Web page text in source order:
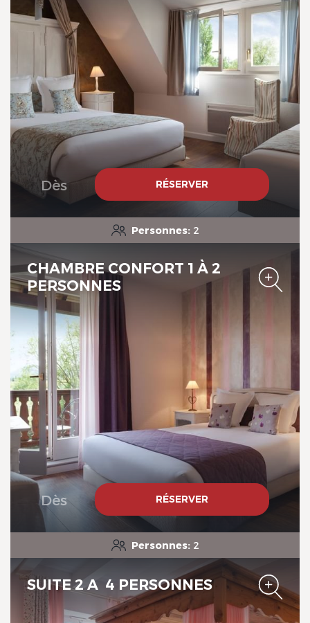
Dès RÉSERVER
Personnes:2
CHAMBRE CONFORT 1 À 2
PERSONNES
Dès RÉSERVER
Personnes:2
SUITE 2 A 4 PERSONNES
Le Verger des Châteaux, The
Originals Relais
Le Verger des Châteaux, The
Originals Relais
Le Verger des Châteaux, The
Originals Relais
Le Verger des Châteaux, The
Originals Relais